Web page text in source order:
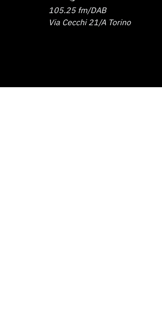
105.25 fm/DAB
Via Cecchi 21/A Torino